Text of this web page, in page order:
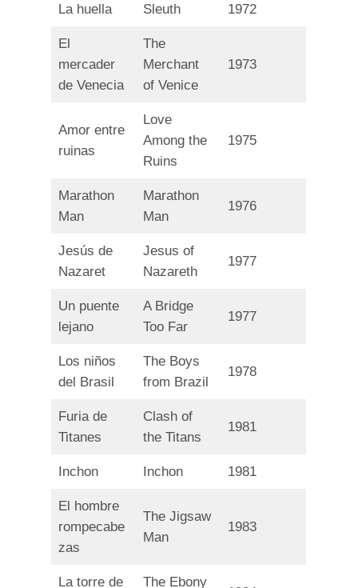
La huella Sleuth 1972
El
mercader
de Venecia
The
Merchant
of Venice
1973
Amor entre
ruinas
Love
Among the
Ruins
1975
Marathon
Man
Marathon
Man
1976
Jesús de
Nazaret
Jesus of
Nazareth
1977
Un puente
lejano
A Bridge
Too Far
1977
Los niños
del Brasil
The Boys
from Brazil
1978
Furia de
Titanes
Clash of
the Titans
1981
Inchon Inchon 1981
El hombre
rompecabe
zas
The Jigsaw
Man
1983
La torre de The Ebony